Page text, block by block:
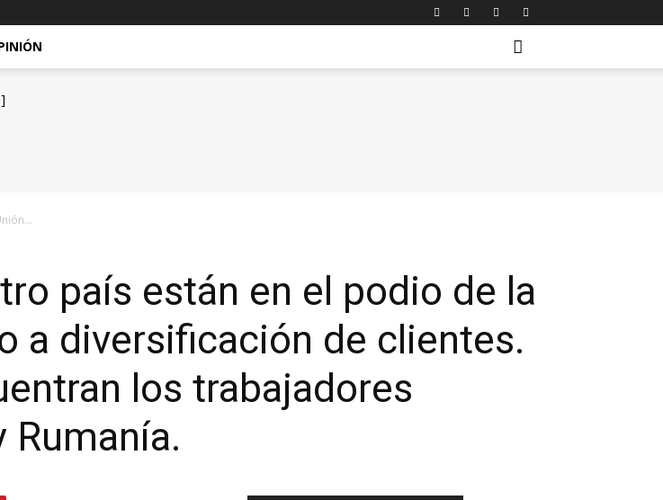
país están en el podio de la
a diversificación de clientes.
los trabajadores
Rumanía.